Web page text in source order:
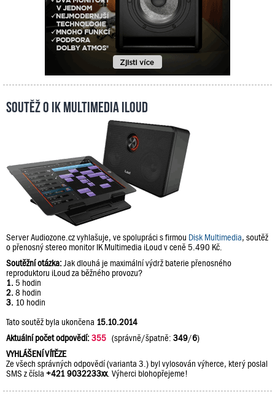
Soutěž o IK Multimedia iLoud
Server Audiozone.cz vyhlašuje, ve spolupráci s firmou Disk Multimedia, soutěž
o přenosný stereo monitor IK Multimedia iLoud v ceně 5.490 Kč.
Soutěžní otázka: Jak dlouhá je maximální výdrž baterie přenosného
reproduktoru iLoud za běžného provozu?
1. 5 hodin
2. 8 hodin
3. 10 hodin
Tato soutěž byla ukončena 15.10.2014
Aktuální počet odpovědí:355 (správně/špatně: 349/6)
VYHLÁŠENÍ VÍTĚZE
Ze všech správných odpovědí (varianta 3.) byl vylosován výherce, který poslal
SMS z čísla +421 9032233xx. Výherci blohopřejeme!